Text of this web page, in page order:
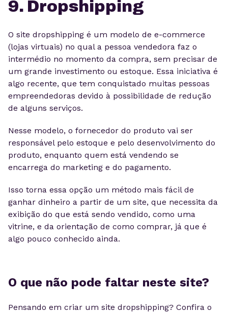
9. Dropshipping
O site dropshipping é um modelo de e-commerce
(lojas virtuais) no qual a pessoa vendedora faz o
intermédio no momento da compra, sem precisar de
um grande investimento ou estoque. Essa iniciativa é
algo recente, que tem conquistado muitas pessoas
empreendedoras devido à possibilidade de redução
de alguns serviços.
Nesse modelo, o fornecedor do produto vai ser
responsável pelo estoque e pelo desenvolvimento do
produto, enquanto quem está vendendo se
encarrega do marketing e do pagamento.
Isso torna essa opção um método mais fácil de
ganhar dinheiro a partir de um site, que necessita da
exibição do que está sendo vendido, como uma
vitrine, e da orientação de como comprar, já que é
algo pouco conhecido ainda.
O que não pode faltar neste site?
Pensando em criar um site dropshipping? Confira o